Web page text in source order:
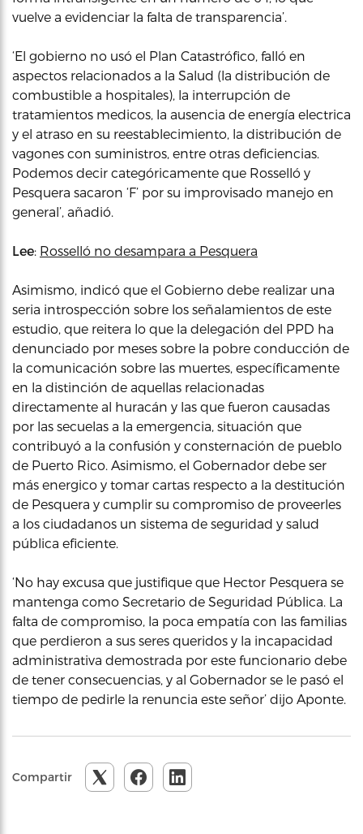
vuelve a evidenciar la falta de transparencia’.
‘El gobierno no usó el Plan Catastrófico, falló en
aspectos relacionados a la Salud (la distribución de
combustible a hospitales), la interrupción de
tratamientos medicos, la ausencia de energía electrica
y el atraso en su reestablecimiento, la distribución de
vagones con suministros, entre otras deficiencias.
Podemos decir categóricamente que Rosselló y
Pesquera sacaron ‘F’ por su improvisado manejo en
general’, añadió.
Lee: Rosselló no desampara a Pesquera
Asimismo, indicó que el Gobierno debe realizar una
seria introspección sobre los señalamientos de este
estudio, que reitera lo que la delegación del PPD ha
denunciado por meses sobre la pobre conducción de
la comunicación sobre las muertes, específicamente
en la distinción de aquellas relacionadas
directamente al huracán y las que fueron causadas
por las secuelas a la emergencia, situación que
contribuyó a la confusión y consternación de pueblo
de Puerto Rico. Asimismo, el Gobernador debe ser
más energico y tomar cartas respecto a la destitución
de Pesquera y cumplir su compromiso de proveerles
a los ciudadanos un sistema de seguridad y salud
pública eficiente.
‘No hay excusa que justifique que Hector Pesquera se
mantenga como Secretario de Seguridad Pública. La
falta de compromiso, la poca empatía con las familias
que perdieron a sus seres queridos y la incapacidad
administrativa demostrada por este funcionario debe
de tener consecuencias, y al Gobernador se le pasó el
tiempo de pedirle la renuncia este señor’ dijo Aponte.
Compartir